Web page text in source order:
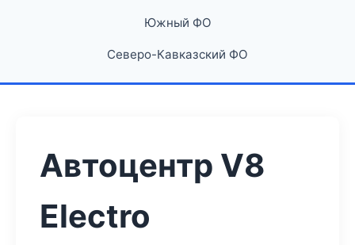
Южный ФО
Северо-Кавказский ФО
Автоцентр V8
Electro